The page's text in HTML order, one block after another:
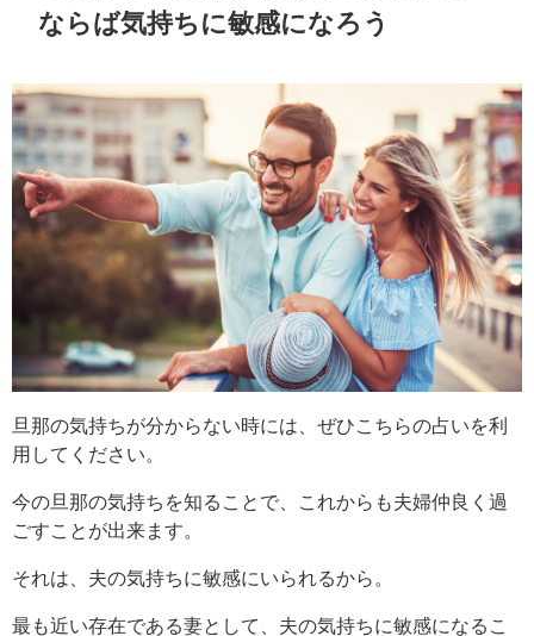
ならば気持ちに敏感になろう
旦那の気持ちが分からない時には、ぜひこちらの占いを利
用してください。
今の旦那の気持ちを知ることで、これからも夫婦仲良く過
ごすことが出来ます。
それは、夫の気持ちに敏感にいられるから。
最も近い存在である妻として、夫の気持ちに敏感になるこ